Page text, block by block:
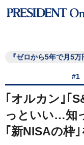
『ゼロから5年で月5
#1
｢オルカン｣｢
っといい…知
｢新NISAの枠